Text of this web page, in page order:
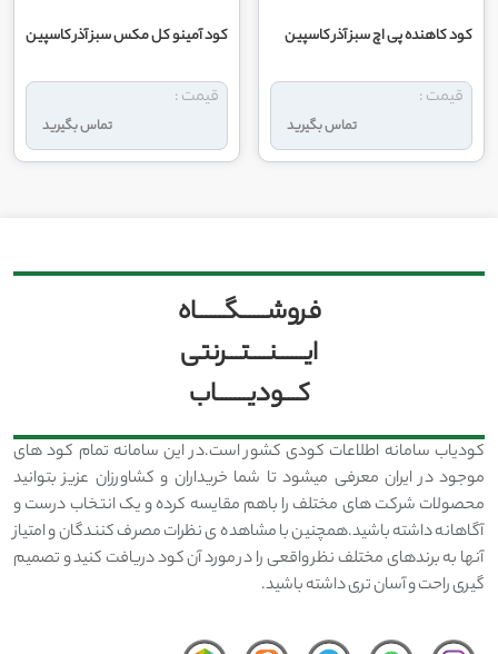
کود کاهنده پی اچ سبز آذر کاسپین
تماس بگیرید
قیمت :
کود آمینو کل مکس سبز آذر کاسپین
تماس بگیرید
قیمت :
فروشــــــگــــــاه
ایــــــنــــتـــرنتی
کـــودیـــــــاب
کودیاب سامانه اطلاعات کودی کشور است.در این سامانه تمام کود های
موجود در ایران معرفی میشود تا شما خریداران و کشاورزان عزیز بتوانید
محصولات شرکت های مختلف را باهم مقایسه کرده و یک انتخاب درست و
آگاهانه داشته باشید.همچنین با مشاهده ی نظرات مصرف کنندگان و امتیاز
آنها به برندهای مختلف نظر واقعی را در مورد آن کود دریافت کنید و تصمیم
گیری راحت و آسان تری داشته باشید.